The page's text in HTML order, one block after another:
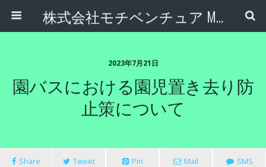
株式会社モチベンチュア Motiventure Inc.
2023年7月21日
園バスにおける園児置き去り防
止策について
Share Tweet Pin Mail SMS